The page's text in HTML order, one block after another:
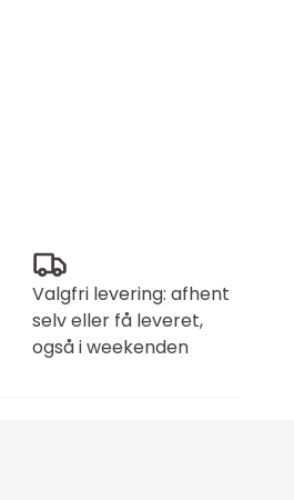
Valgfri levering: afhent
selv eller få leveret,
også i weekenden